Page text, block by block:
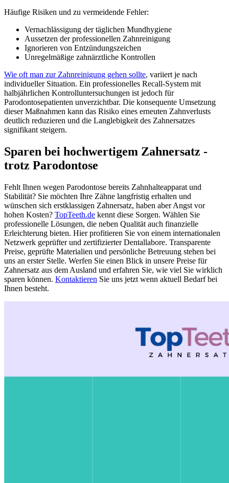
Häufige Risiken und zu vermeidende Fehler:
Vernachlässigung der täglichen Mundhygiene
Aussetzen der professionellen Zahnreinigung
Ignorieren von Entzündungszeichen
Unregelmäßige zahnärztliche Kontrollen
Wie oft man zur Zahnreinigung gehen sollte, variiert je nach
individueller Situation. Ein professionelles Recall-System mit
halbjährlichen Kontrolluntersuchungen ist jedoch für
Parodontosepatienten unverzichtbar. Die konsequente Umsetzung
dieser Maßnahmen kann das Risiko eines erneuten Zahnverlusts
deutlich reduzieren und die Langlebigkeit des Zahnersatzes
signifikant steigern.
Sparen bei hochwertigem Zahnersatz -
trotz Parodontose
Fehlt Ihnen wegen Parodontose bereits Zahnhalteapparat und
Stabilität? Sie möchten Ihre Zähne langfristig erhalten und
wünschen sich erstklassigen Zahnersatz, haben aber Angst vor
hohen Kosten? TopTeeth.de kennt diese Sorgen. Wählen Sie
professionelle Lösungen, die neben Qualität auch finanzielle
Erleichterung bieten. Hier profitieren Sie von einem internationalen
Netzwerk geprüfter und zertifizierter Dentallabore. Transparente
Preise, geprüfte Materialien und persönliche Betreuung stehen bei
uns an erster Stelle. Werfen Sie einen Blick in unsere Preise für
Zahnersatz aus dem Ausland und erfahren Sie, wie viel Sie wirklich
sparen können. Kontaktieren Sie uns jetzt wenn aktuell Bedarf bei
Ihnen besteht.